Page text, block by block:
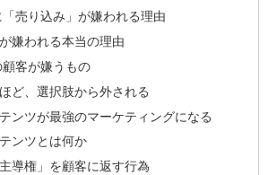
売り込み」が嫌われる理由
嫌われる本当の理由
客が嫌うもの
ど、選択肢から外される
ンツが最強のマーケティングになる
ンツとは何か
導権」を顧客に返す行為